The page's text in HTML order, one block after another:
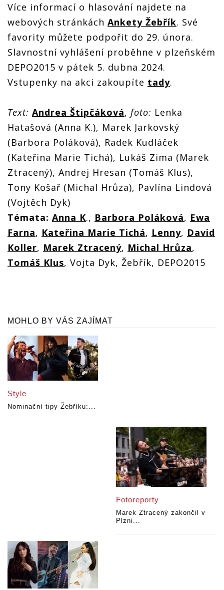
Více informací o hlasování najdete na
webových stránkách Ankety Žebřík. Své
favority můžete podpořit do 29. února.
Slavnostní vyhlášení proběhne v plzeňském
DEPO2015 v pátek 5. dubna 2024.
Vstupenky na akci zakoupíte tady.
Text: Andrea Štipčáková, foto: Lenka
Hatašová (Anna K.), Marek Jarkovský
(Barbora Poláková), Radek Kudláček
(Kateřina Marie Tichá), Lukáš Zima (Marek
Ztracený), Andrej Hresan (Tomáš Klus),
Tony Košař (Michal Hrůza), Pavlína Lindová
(Vojtěch Dyk)
Témata: Anna K., Barbora Poláková, Ewa
Farna, Kateřina Marie Tichá, Lenny, David
Koller, Marek Ztracený, Michal Hrůza,
Tomáš Klus, Vojta Dyk, Žebřík, DEPO2015
MOHLO BY VÁS ZAJÍMAT
Style
Nominační tipy Žebříku:...
Fotoreporty
Marek Ztracený zakončil v
Plzni...